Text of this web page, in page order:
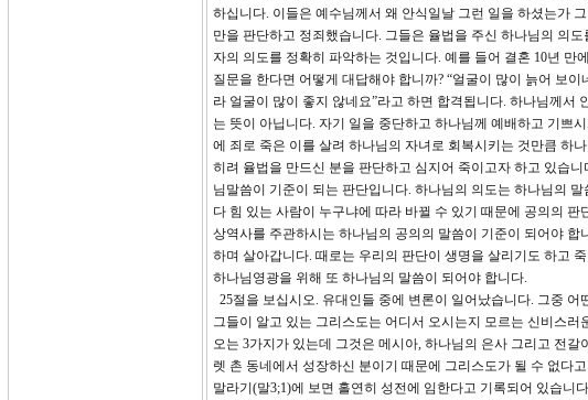
하십니다. 이들은 예수님께서 왜 안식일날 그런 일을 하셨는가
만을 판단하고 정죄했습니다. 그들은 율법을 주신 하나님의 의
자의 의도를 정확히 파악하는 것입니다. 예를 들어 결혼 10년 만
질문을 한다면 어떻게 대답해야 합니까? “얼굴이 많이 늙어 보
라 얼굴이 많이 좋지 않네요”라고 하면 합격됩니다. 하나님께
는 뜻이 아닙니다. 자기 일을 중단하고 하나님께 예배하고 기쁘
에 죄로 죽은 이를 살려 하나님의 자녀로 회복시키는 것만큼 하
히려 율법을 만드신 분을 판단하고 심지어 죽이고자 하고 있습
님말씀이 기준이 되는 판단입니다. 하나님의 의도는 하나님의
다 힘 있는 사람이 누구냐에 따라 바뀔 수 있기 때문에 공의의
상역사를 주관하시는 하나님의 공의의 말씀이 기준이 되어야
하며 살아갑니다. 때로는 우리의 판단이 생명을 살리기도 하고
하나님영광을 위해 또 하나님의 말씀이 되어야 합니다.
25절을 보십시오. 유대인들 중에 변론이 일어났습니다. 그중
그들이 알고 있는 그리스도는 어디서 오시는지 모르는 신비스
오는 3가지가 있는데 그것은 메시아, 하나님의 은사 그리고 전
렛 촌 동네에서 성장하신 분이기 때문에 그리스도가 될 수 없다
말라기(말3;1)에 보면 홀연히 성전에 임한다고 기록되어 있습니